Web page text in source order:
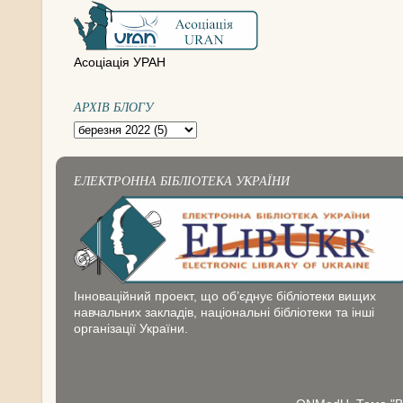
Асоціація УРАН
АРХІВ БЛОГУ
ЕЛЕКТРОННА БІБЛІОТЕКА УКРАЇНИ
Інноваційний проект, що об’єднує бібліотеки вищих
навчальних закладів, національні бібліотеки та інші
організації України.